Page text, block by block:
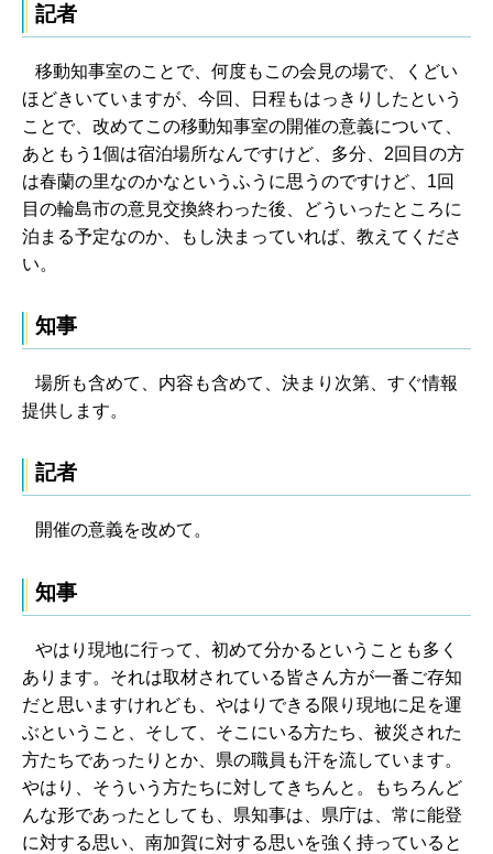
記者
移動知事室のことで、何度もこの会見の場で、くどい
ほどきいていますが、今回、日程もはっきりしたという
ことで、改めてこの移動知事室の開催の意義について、
あともう1個は宿泊場所なんですけど、多分、2回目の方
は春蘭の里なのかなというふうに思うのですけど、1回
目の輪島市の意見交換終わった後、どういったところに
泊まる予定なのか、もし決まっていれば、教えてくださ
い。
知事
場所も含めて、内容も含めて、決まり次第、すぐ情報
提供します。
記者
開催の意義を改めて。
知事
やはり現地に行って、初めて分かるということも多く
あります。それは取材されている皆さん方が一番ご存知
だと思いますけれども、やはりできる限り現地に足を運
ぶということ、そして、そこにいる方たち、被災された
方たちであったりとか、県の職員も汗を流しています。
やはり、そういう方たちに対してきちんと。もちろんど
んな形であったとしても、県知事は、県庁は、常に能登
に対する思い、南加賀に対する思いを強く持っていると